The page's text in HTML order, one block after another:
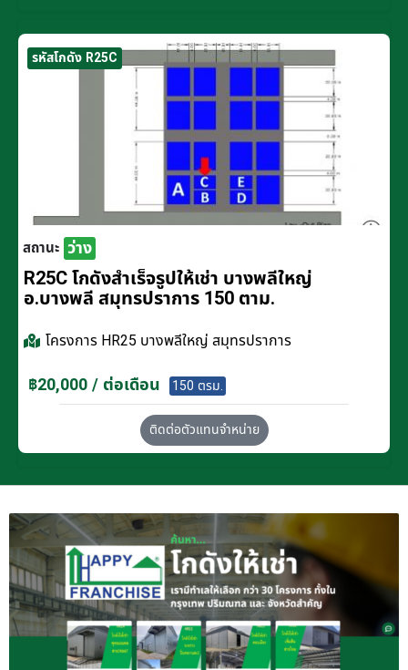
รหัสโกดัง R25C
สถานะ ว่าง
R25C โกดังสำเร็จรูปให้เช่า บางพลีใหญ่
อ.บางพลี สมุทรปราการ 150 ตาม.
โครงการ HR25 บางพลีใหญ่ สมุทรปราการ
฿20,000 / ต่อเดือน 150 ตรม.
ติดต่อตัวแทนจำหน่าย